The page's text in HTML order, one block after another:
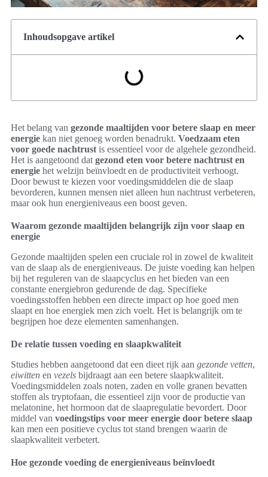
Inhoudsopgave artikel
Het belang van gezonde maaltijden voor betere slaap en meer
energie kan niet genoeg worden benadrukt. Voedzaam eten
voor goede nachtrust is essentieel voor de algehele gezondheid.
Het is aangetoond dat gezond eten voor betere nachtrust en
energie het welzijn beïnvloedt en de productiviteit verhoogt.
Door bewust te kiezen voor voedingsmiddelen die de slaap
bevorderen, kunnen mensen niet alleen hun nachtrust verbeteren,
maar ook hun energieniveaus een boost geven.
Waarom gezonde maaltijden belangrijk zijn voor slaap en
energie
Gezonde maaltijden spelen een cruciale rol in zowel de kwaliteit
van de slaap als de energieniveaus. De juiste voeding kan helpen
bij het reguleren van de slaapcyclus en het bieden van een
constante energiebron gedurende de dag. Specifieke
voedingsstoffen hebben een directe impact op hoe goed men
slaapt en hoe energiek men zich voelt. Het is belangrijk om te
begrijpen hoe deze elementen samenhangen.
De relatie tussen voeding en slaapkwaliteit
Studies hebben aangetoond dat een dieet rijk aan gezonde vetten,
eiwitten en vezels bijdraagt aan een betere slaapkwaliteit.
Voedingsmiddelen zoals noten, zaden en volle granen bevatten
stoffen als tryptofaan, die essentieel zijn voor de productie van
melatonine, het hormoon dat de slaapregulatie bevordert. Door
middel van voedingstips voor meer energie door betere slaap
kan men een positieve cyclus tot stand brengen waarin de
slaapkwaliteit verbetert.
Hoe gezonde voeding de energieniveaus beïnvloedt